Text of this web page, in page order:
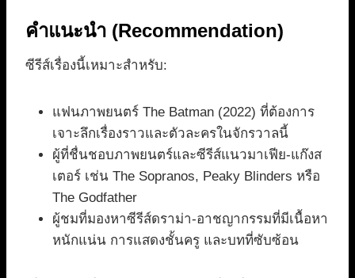
คำแนะนำ (Recommendation)
ซีรีส์เรื่องนี้เหมาะสำหรับ:
แฟนภาพยนตร์ The Batman (2022) ที่ต้องการ
เจาะลึกเรื่องราวและตัวละครในจักรวาลนี้
ผู้ที่ชื่นชอบภาพยนตร์และซีรีส์แนวมาเฟีย-แก๊งส
เตอร์ เช่น The Sopranos, Peaky Blinders หรือ
The Godfather
ผู้ชมที่มองหาซีรีส์ดราม่า-อาชญากรรมที่มีเนื้อหา
หนักแน่น การแสดงชั้นครู และบทที่ซับซ้อน